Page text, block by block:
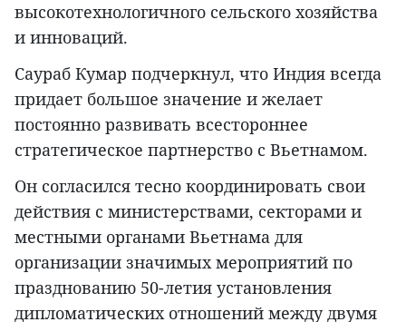
высокотехнологичного сельского хозяйства
и инноваций.
Саураб Кумар подчеркнул, что Индия всегда
придает большое значение и желает
постоянно развивать всестороннее
стратегическое партнерство с Вьетнамом.
Он согласился тесно координировать свои
действия с министерствами, секторами и
местными органами Вьетнама для
организации значимых мероприятий по
празднованию 50-летия установления
дипломатических отношений между двумя